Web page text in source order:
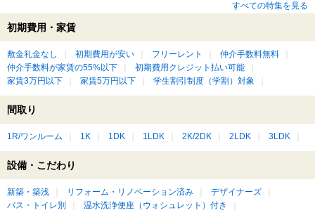
すべての特集を見る
初期費用・家賃
敷金礼金なし 初期費用が安い フリーレント
仲介手数料無料
仲介手数料が家賃の55%以下
初期費用クレジット払い可能
家賃3万円以下
家賃5万円以下 学生割引制度（学割）対象
間取り
1R/ワンルーム 1K 1DK 1LDK 2K/2DK 2LDK 3LDK
設備・こだわり
新築・築浅 リフォーム・リノベーション済み
デザイナーズ
バス・トイレ別
温水洗浄便座（ウォシュレット）付き